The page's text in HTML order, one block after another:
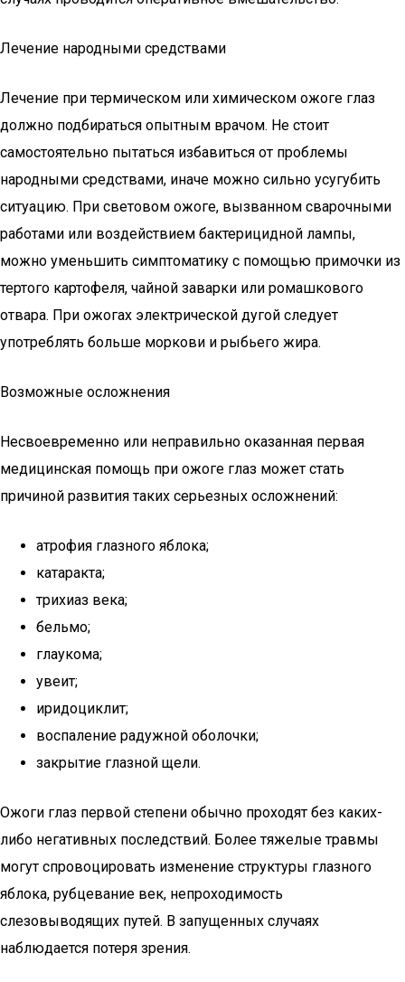
Лечение народными средствами
Лечение при термическом или химическом ожоге глаз
должно подбираться опытным врачом. Не стоит
самостоятельно пытаться избавиться от проблемы
народными средствами, иначе можно сильно усугубить
ситуацию. При световом ожоге, вызванном сварочными
работами или воздействием бактерицидной лампы,
можно уменьшить симптоматику с помощью примочки из
тертого картофеля, чайной заварки или ромашкового
отвара. При ожогах электрической дугой следует
употреблять больше моркови и рыбьего жира.
Возможные осложнения
Несвоевременно или неправильно оказанная первая
медицинская помощь при ожоге глаз может стать
причиной развития таких серьезных осложнений:
атрофия глазного яблока;
катаракта;
трихиаз века;
бельмо;
глаукома;
увеит;
иридоциклит;
воспаление радужной оболочки;
закрытие глазной щели.
Ожоги глаз первой степени обычно проходят без каких-
либо негативных последствий. Более тяжелые травмы
могут спровоцировать изменение структуры глазного
яблока, рубцевание век, непроходимость
слезовыводящих путей. В запущенных случаях
наблюдается потеря зрения.